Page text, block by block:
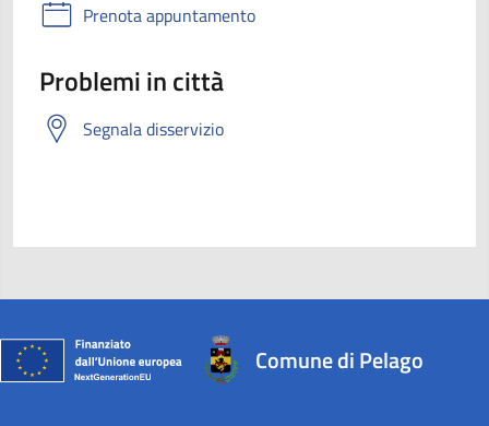
Prenota appuntamento
Problemi in città
Segnala disservizio
Comune di Pelago